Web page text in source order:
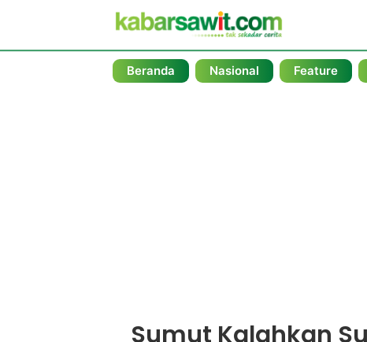
Beranda Nasional Feature
Sumut Kalahkan